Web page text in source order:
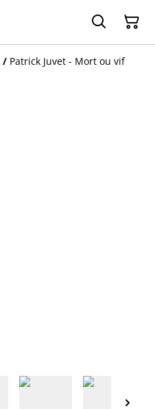
/ Patrick Juvet - Mort ou vif